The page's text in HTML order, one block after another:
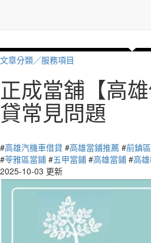
文章分類／服務項目
正成當舖【高
貸常見問題
#高雄汽機車借貸 #高雄當鋪推薦 #前鎮
#苓雅區當鋪 #五甲當鋪 #高雄當鋪 #高
2025-10-03 更新